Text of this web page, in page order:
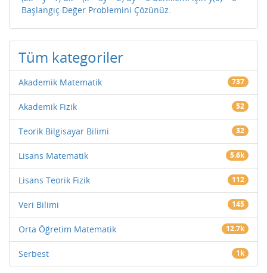
Başlangıç Değer Problemini Çözünüz.
Tüm kategoriler
Akademik Matematik 737
Akademik Fizik 52
Teorik Bilgisayar Bilimi 32
Lisans Matematik 5.6k
Lisans Teorik Fizik 112
Veri Bilimi 145
Orta Öğretim Matematik 12.7k
Serbest 1k